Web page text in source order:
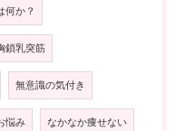
何か？
鎖乳突筋
無意識の気付き
悩み なかなか痩せない